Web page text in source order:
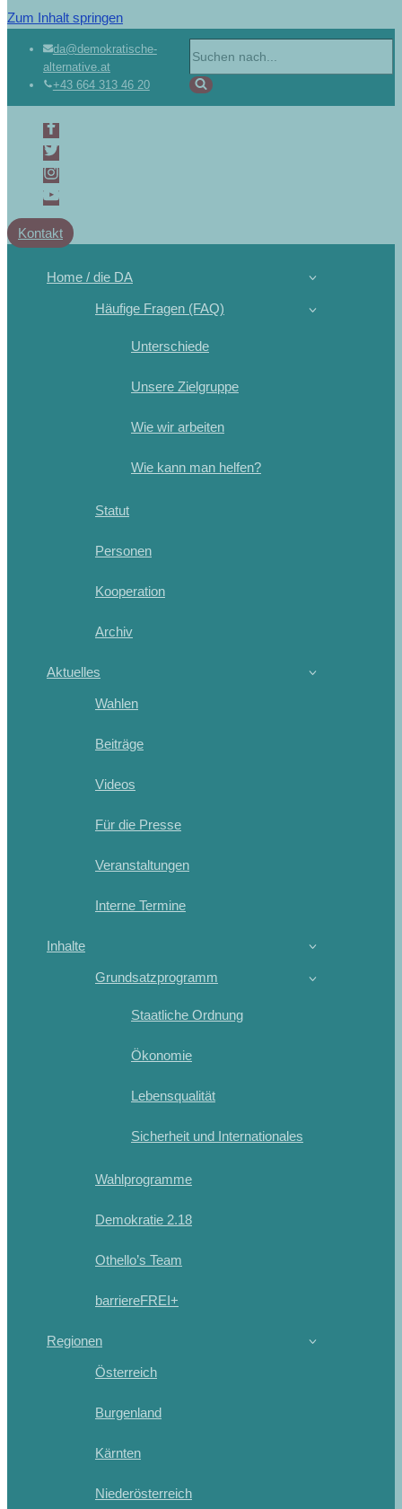
Zum Inhalt springen
da@demokratische-
alternative.at
+43 664 313 46 20
Kontakt
Home / die DA
Häufige Fragen (FAQ)
Unterschiede
Unsere Zielgruppe
Wie wir arbeiten
Wie kann man helfen?
Statut
Personen
Kooperation
Archiv
Aktuelles
Wahlen
Beiträge
Videos
Für die Presse
Veranstaltungen
Interne Termine
Inhalte
Grundsatzprogramm
Staatliche Ordnung
Ökonomie
Lebensqualität
Sicherheit und Internationales
Wahlprogramme
Demokratie 2.18
Othello’s Team
barriereFREI+
Regionen
Österreich
Burgenland
Kärnten
Niederösterreich